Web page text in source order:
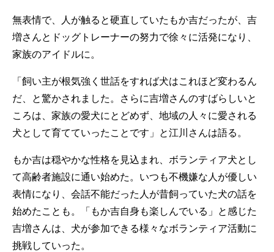
無表情で、人が触ると硬直していたもか吉だったが、吉
増さんとドッグトレーナーの努力で徐々に活発になり、
家族のアイドルに。
「飼い主が根気強く世話をすれば犬はこれほど変わるん
だ、と驚かされました。さらに吉増さんのすばらしいと
ころは、家族の愛犬にとどめず、地域の人々に愛される
犬として育てていったことです」と江川さんは語る。
もか吉は穏やかな性格を見込まれ、ボランティア犬とし
て高齢者施設に通い始めた。いつも不機嫌な人が優しい
表情になり、会話不能だった人が昔飼っていた犬の話を
始めたことも。「もか吉自身も楽しんでいる」と感じた
吉増さんは、犬が参加できる様々なボランティア活動に
挑戦していった。